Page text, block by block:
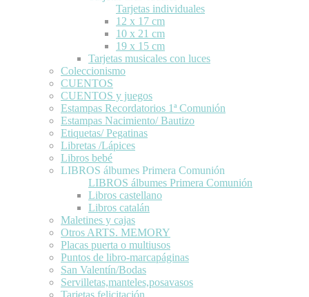
Tarjetas individuales
12 x 17 cm
10 x 21 cm
19 x 15 cm
Tarjetas musicales con luces
Coleccionismo
CUENTOS
CUENTOS y juegos
Estampas Recordatorios 1ª Comunión
Estampas Nacimiento/ Bautizo
Etiquetas/ Pegatinas
Libretas /Lápices
Libros bebé
LIBROS álbumes Primera Comunión
LIBROS álbumes Primera Comunión
Libros castellano
Libros catalán
Maletines y cajas
Otros ARTS. MEMORY
Placas puerta o multiusos
Puntos de libro-marcapáginas
San Valentín/Bodas
Servilletas,manteles,posavasos
Tarjetas felicitación